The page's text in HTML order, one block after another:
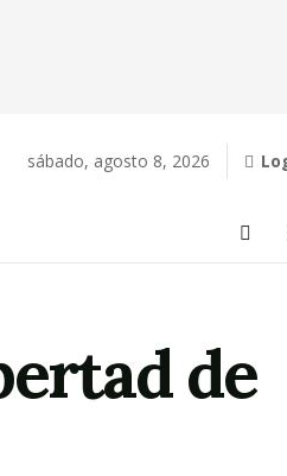
sábado, agosto 8, 2026
de